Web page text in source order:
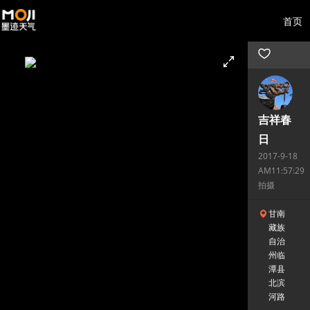
首页
吉祥春
日
2017-9-18
AM11:57:29
拍摄
甘南
藏族
自治
州临
潭县
北滨
河路